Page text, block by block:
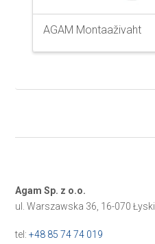
AGAM Montaaživaht
Agam Sp. z o.o.
ul. Warszawska 36, 16-070 Łyski
tel:+48 85 74 74 019